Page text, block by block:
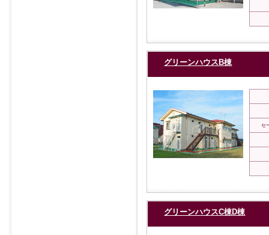
グリーンハウスB棟
セ
グリーンハウスC棟D棟